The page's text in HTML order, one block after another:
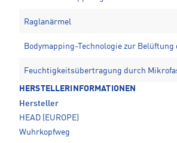
Raglanärmel
Bodymapping-Technologie zur Belüftung
Feuchtigkeitsübertragung durch
HERSTELLERINFORMATIONEN
Hersteller
HEAD (EUROPE)
Wuhrkopfweg